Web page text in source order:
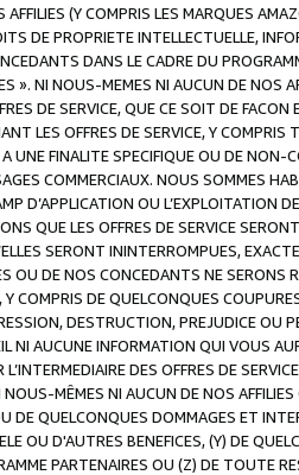
(Y COMPRIS LES MARQUES
DE PROPRIETE INTELLECTUELLE,
DANS LE CADRE DU
». NI NOUS-MEMES NI AUCUN DE NOS
DE SERVICE, QUE CE SOIT DE
LES OFFRES DE SERVICE, Y
UNE FINALITE SPECIFIQUE OU DE
COMMERCIAUX. NOUS SOMMES
D’APPLICATION OU
QUE LES OFFRES DE SERVICE
SERONT ININTERROMPUES,
OU DE NOS CONCEDANTS NE
COMPRIS DE QUELCONQUES
DESTRUCTION, PREJUDICE OU
AUCUNE INFORMATION QUI VOUS
DES OFFRES DE
MÊMES NI AUCUN DE NOS
DE QUELCONQUES DOMMAGES ET
OU D'AUTRES BENEFICES, (Y) DE
PARTENAIRES OU (Z) DE TOUTE